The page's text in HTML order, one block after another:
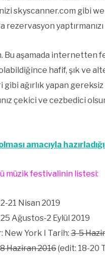
skyscanner.com gibi
Bu aşamada internetten
hafif, şık ve
ağırlık yapan
çekici ve cezbedici
amacıyla
müzik festivalinin listesi:
21 Nisan 2019
Ağustos-2 Eylül 2019
New York I Tarih: 3-5
Haziran 2016(edit: 18-20